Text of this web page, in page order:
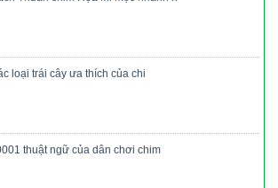
loại trái cây ưa thích của chi
thuật ngữ của dân chơi chim